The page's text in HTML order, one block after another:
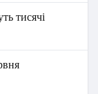
тисячі